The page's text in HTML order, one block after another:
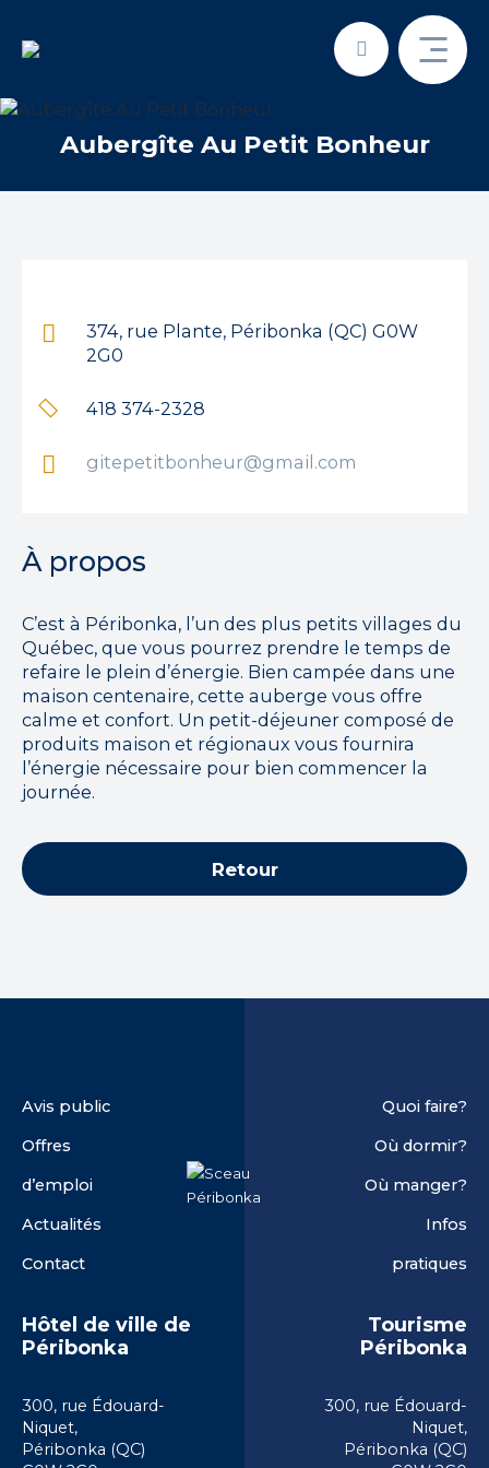
Aubergîte Au Petit Bonheur
374, rue Plante, Péribonka (QC) G0W
2G0
418 374-2328
gitepetitbonheur@gmail.com
À propos
C’est à Péribonka, l’un des plus petits villages du
Québec, que vous pourrez prendre le temps de
refaire le plein d’énergie. Bien campée dans une
maison centenaire, cette auberge vous offre
calme et confort. Un petit-déjeuner composé de
produits maison et régionaux vous fournira
l’énergie nécessaire pour bien commencer la
journée.
Retour
Hôtel de ville de
Péribonka
300, rue Édouard-
Niquet,
Péribonka (QC)
Avis public
Offres
d’emploi
Actualités
Contact
Tourisme
Péribonka
300, rue Édouard-
Niquet,
Péribonka (QC)
Quoi faire?
Où dormir?
Où manger?
Infos
pratiques